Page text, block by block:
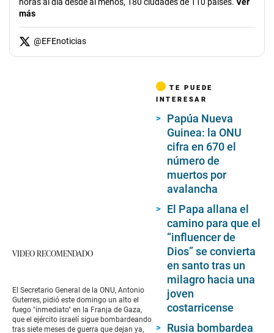
más
@EFEnoticias
VIDEO RECOMENDADO
El Secretario General de la ONU, Antonio
Guterres, pidió este domingo un alto el
fuego "inmediato" en la Franja de Gaza,
que el ejército israelí sigue bombardeando
tras siete meses de guerra que dejan ya,
TE PUEDE
INTERESAR
Papúa Nueva
Guinea: la ONU
cifra en 670 el
número de
muertos por
avalancha
El Papa allana el
camino para que el
“influencer de
Dios” se convierta
en santo tras un
milagro hacia una
joven
costarricense
Rusia bombardea